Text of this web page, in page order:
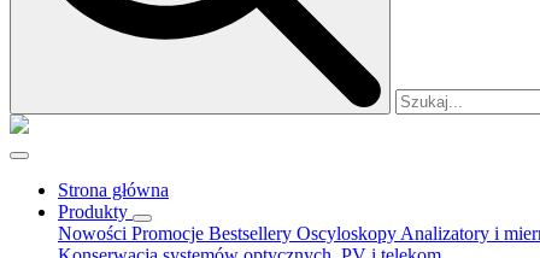
Strona główna
Produkty
Nowości Promocje Bestsellery Oscyloskopy Analizatory i